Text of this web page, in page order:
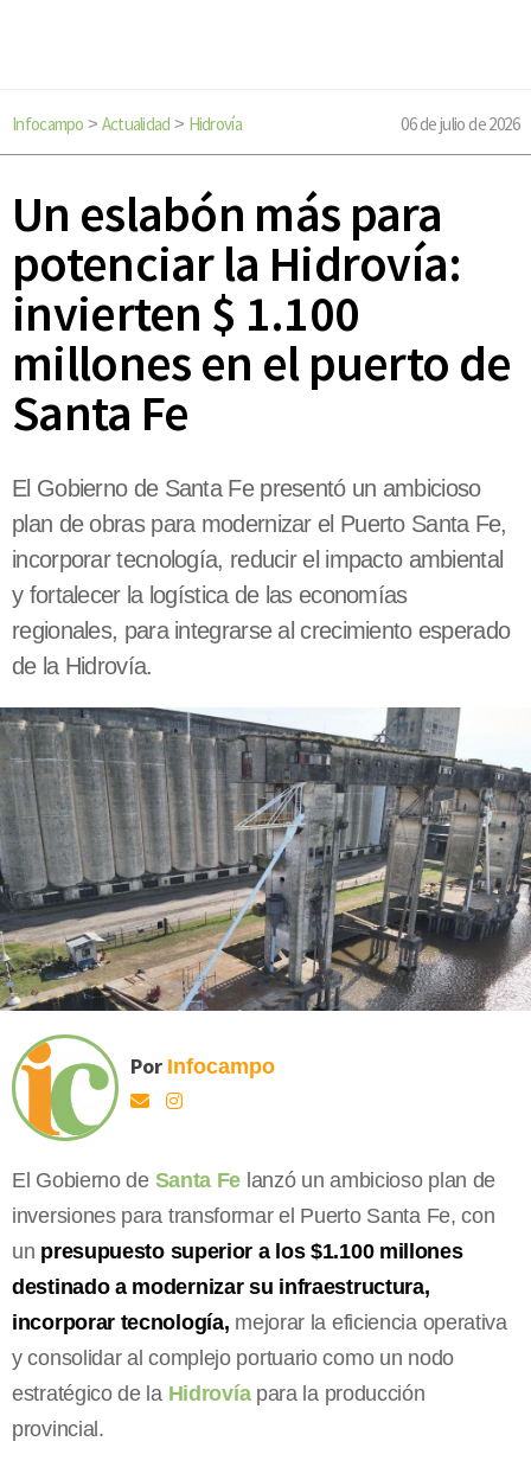
Infocampo > Actualidad > Hidrovía 06 de julio de 2026
Un eslabón más para
potenciar la Hidrovía:
invierten $ 1.100
millones en el puerto de
Santa Fe
El Gobierno de Santa Fe presentó un ambicioso
plan de obras para modernizar el Puerto Santa Fe,
incorporar tecnología, reducir el impacto ambiental
y fortalecer la logística de las economías
regionales, para integrarse al crecimiento esperado
de la Hidrovía.
Por Infocampo
El Gobierno de Santa Fe lanzó un ambicioso plan de
inversiones para transformar el Puerto Santa Fe, con
un presupuesto superior a los $1.100 millones
destinado a modernizar su infraestructura,
incorporar tecnología, mejorar la eficiencia operativa
y consolidar al complejo portuario como un nodo
estratégico de la Hidrovíapara la producción
provincial.